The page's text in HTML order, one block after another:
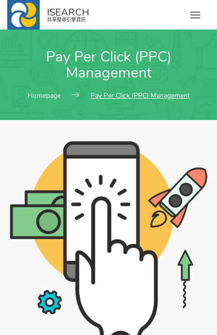
ISEARCH
共享搜尋引擎資訊
Pay Per Click (PPC)
Management
Homepage Pay Per Click (PPC) Management